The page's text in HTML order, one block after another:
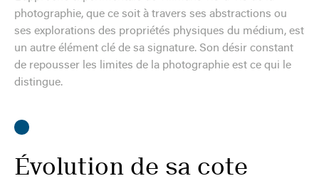
photographie, que ce soit à travers ses abstractions ou
ses explorations des propriétés physiques du médium, est
un autre élément clé de sa signature. Son désir constant
de repousser les limites de la photographie est ce qui le
distingue.
Évolution de sa cote